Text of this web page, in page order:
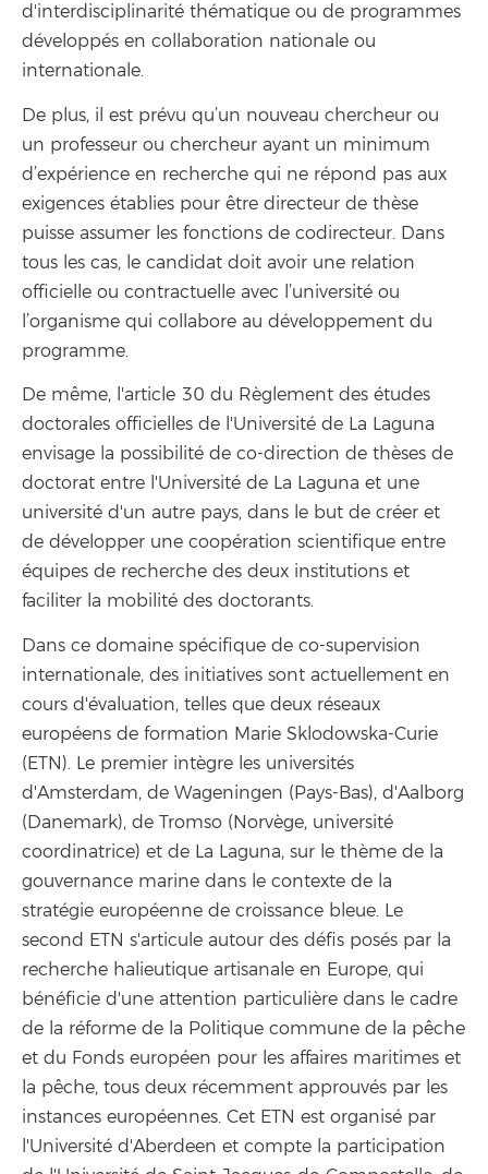
d'interdisciplinarité thématique ou de programmes
développés en collaboration nationale ou
internationale.
De plus, il est prévu qu’un nouveau chercheur ou
un professeur ou chercheur ayant un minimum
d’expérience en recherche qui ne répond pas aux
exigences établies pour être directeur de thèse
puisse assumer les fonctions de codirecteur. Dans
tous les cas, le candidat doit avoir une relation
officielle ou contractuelle avec l’université ou
l’organisme qui collabore au développement du
programme.
De même, l'article 30 du Règlement des études
doctorales officielles de l'Université de La Laguna
envisage la possibilité de co-direction de thèses de
doctorat entre l'Université de La Laguna et une
université d'un autre pays, dans le but de créer et
de développer une coopération scientifique entre
équipes de recherche des deux institutions et
faciliter la mobilité des doctorants.
Dans ce domaine spécifique de co-supervision
internationale, des initiatives sont actuellement en
cours d'évaluation, telles que deux réseaux
européens de formation Marie Sklodowska-Curie
(ETN). Le premier intègre les universités
d'Amsterdam, de Wageningen (Pays-Bas), d'Aalborg
(Danemark), de Tromso (Norvège, université
coordinatrice) et de La Laguna, sur le thème de la
gouvernance marine dans le contexte de la
stratégie européenne de croissance bleue. Le
second ETN s'articule autour des défis posés par la
recherche halieutique artisanale en Europe, qui
bénéficie d'une attention particulière dans le cadre
de la réforme de la Politique commune de la pêche
et du Fonds européen pour les affaires maritimes et
la pêche, tous deux récemment approuvés par les
instances européennes. Cet ETN est organisé par
l'Université d'Aberdeen et compte la participation